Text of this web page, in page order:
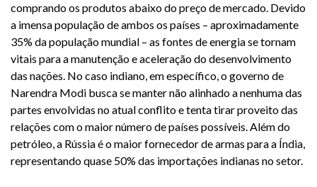
comprando os produtos abaixo do preço de mercado. Devido
a imensa população de ambos os países – aproximadamente
35% da população mundial – as fontes de energia se tornam
vitais para a manutenção e aceleração do desenvolvimento
das nações. No caso indiano, em específico, o governo de
Narendra Modi busca se manter não alinhado a nenhuma das
partes envolvidas no atual conflito e tenta tirar proveito das
relações com o maior número de países possíveis. Além do
petróleo, a Rússia é o maior fornecedor de armas para a Índia,
representando quase 50% das importações indianas no setor.